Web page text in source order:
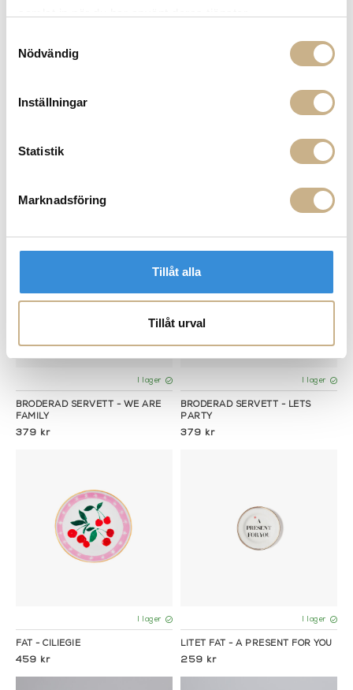
Nödvändig
Inställningar
Statistik
Marknadsföring
Tillåt alla
Tillåt urval
I lager
BRODERAD SERVETT - CON
I lager
BRODERAD SERVETT - WE ARE
FAMILY
379 kr
I lager
BRODERAD SERVETT - LETS
PARTY
379 kr
I lager
FAT - CILIEGIE
459 kr
I lager
LITET FAT - A PRESENT FOR YOU
259 kr